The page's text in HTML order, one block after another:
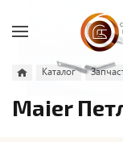
Каталог
Maier